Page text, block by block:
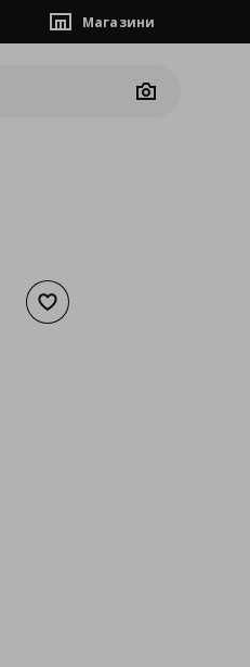
Магазини
Camera
Добави към списъка с